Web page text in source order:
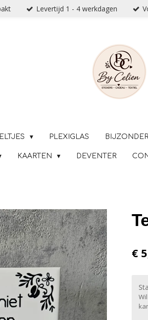
Levertijd 1 - 4 werkdagen
PLEXIGLAS
KAARTEN DEVENTER
€